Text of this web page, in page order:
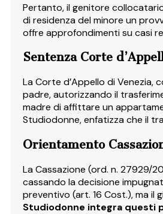
Pertanto, il genitore
di residenza del minore un
offre approfondimenti su casi
Sentenza Corte
La Corte d’Appello di Venezia,
padre, autorizzando il
madre di affittare un
Studiodonne, enfatizza che il
Orientamento
La Cassazione (ord. n. 27929/
cassando la decisione
preventivo (art. 16 Cost.), ma il
Studiodonne integra questi